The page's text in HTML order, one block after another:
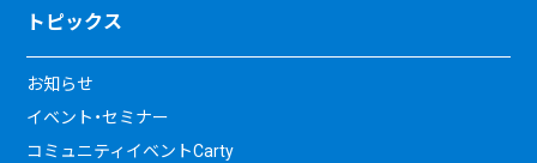
トピックス
お知らせ
イベント・セミナー
コミュニティイベントCarty